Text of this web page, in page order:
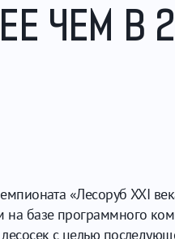
ЧЕМ В
«Лесоруб XXI
базе программного
с целью